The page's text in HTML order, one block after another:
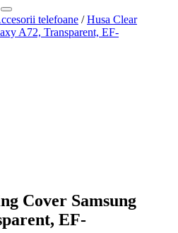
telefoane /Husa Clear
A72, Transparent, EF-
Cover Samsung
EF-